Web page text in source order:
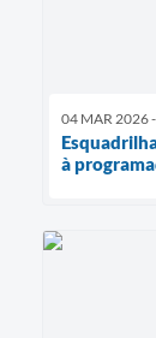
04 MAR 2026
à